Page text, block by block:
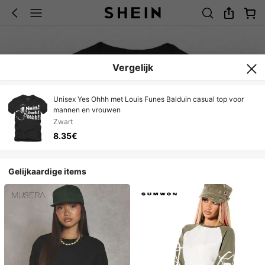
Vergelijk
Unisex Yes Ohhh met Louis Funes Balduin casual top voor
mannen en vrouwen
Zwart
8.35€
Gelijkaardige items